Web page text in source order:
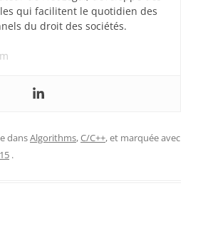
qui facilitent le quotidien des
du droit des sociétés.
dansAlgorithms,C/C++, et marquée avec
.